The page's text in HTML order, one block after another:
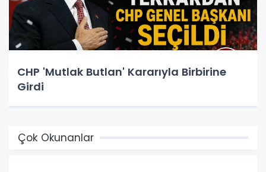
CHP 'Mutlak Butlan' Kararıyla Birbirine
Girdi
Çok Okunanlar